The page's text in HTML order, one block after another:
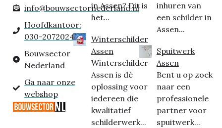
info@bouwsectornederland.nl
Hoofdkantoor:
030-2072024
Bouwsector
Nederland
Ga naar onze
webshop
in Assen? Dit is
het...
Winterschilder
Assen
Winterschilder
Assen is dé
oplossing voor
iedereen die
kwalitatief
schilderwerk...
inhuren van
een schilder in
Assen...
Spuitwerk
Assen
Bent u op zoek
naar een
professionele
partner voor
spuitwerk...